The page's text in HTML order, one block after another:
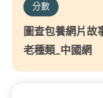
分數
圖查包養網片故
老種類_中國網